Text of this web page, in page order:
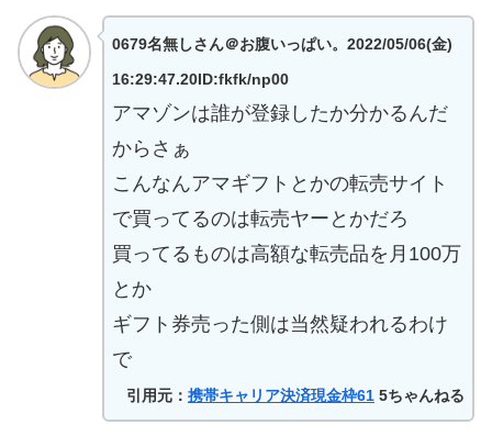
0679名無しさん＠お腹いっぱい。2022/05/06(金)
16:29:47.20ID:fkfk/np00
アマゾンは誰が登録したか分かるんだ
からさぁ
こんなんアマギフトとかの転売サイト
で買ってるのは転売ヤーとかだろ
買ってるものは高額な転売品を月100万
とか
ギフト券売った側は当然疑われるわけ
で
引用元： 携帯キャリア決済現金枠61 5ちゃんねる